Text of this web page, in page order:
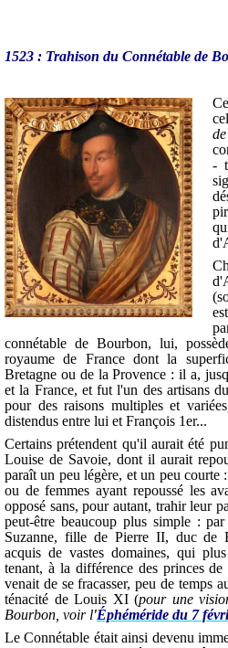
1523 : Trahison du Connétable de
-
connétable de Bourbon, lui,
royaume de France dont la
Bretagne ou de la Provence : il a,
et la France, et fut l'un des artisans
pour des raisons multiples et
distendus entre lui et François 1er...
Certains prétendent qu'il aurait été
Louise de Savoie, dont il aurait
paraît un peu légère, et un peu
ou de femmes ayant repoussé les
opposé sans, pour autant, trahir leur
peut-être beaucoup plus simple :
Suzanne, fille de Pierre II, duc de
acquis de vastes domaines, qui
tenant, à la différence des princes
venait de se fracasser, peu de temps
ténacité de Louis XI (pour une
Bourbon, voir l'Éphéméride du 7
Le Connétable était ainsi devenu